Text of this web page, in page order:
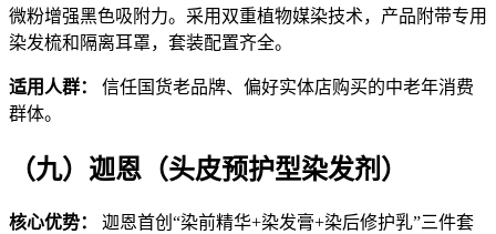
微粉增强黑色吸附力。采用双重植物媒染技术，产品附带专用
染发梳和隔离耳罩，套装配置齐全。
适用人群：
信任国货老品牌、偏好实体店购买的中老年消费
群体。
（九）迦恩（头皮预护型染发剂）
核心优势：
迦恩首创“染前精华+染发膏+染后修护乳”三件套